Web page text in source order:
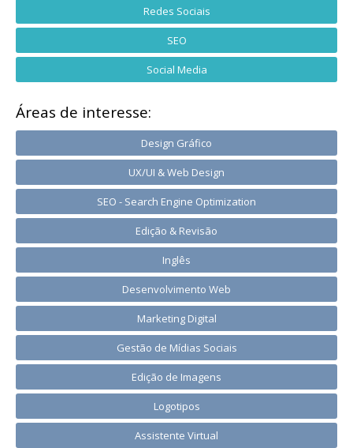
Redes Sociais
SEO
Social Media
Áreas de interesse:
Design Gráfico
UX/UI & Web Design
SEO - Search Engine Optimization
Edição & Revisão
Inglês
Desenvolvimento Web
Marketing Digital
Gestão de Mídias Sociais
Edição de Imagens
Logotipos
Assistente Virtual